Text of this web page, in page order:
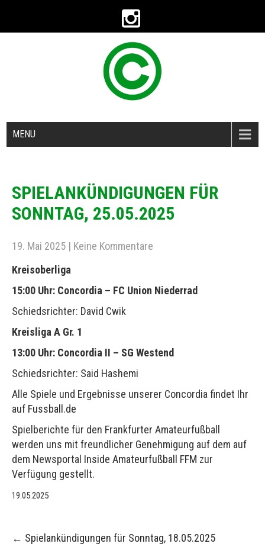
MENU
SPIELANKÜNDIGUNGEN FÜR
SONNTAG, 25.05.2025
19. Mai 2025 | Keine Kommentare
Kreisoberliga
15:00 Uhr: Concordia – FC Union Niederrad
Schiedsrichter: David Cwik
Kreisliga A Gr. 1
13:00 Uhr: Concordia II – SG Westend
Schiedsrichter: Said Hashemi
Alle Spiele und Ergebnisse unserer Concordia findet Ihr
auf Fussball.de
Spielberichte für den Frankfurter Amateurfußball
werden uns mit freundlicher Genehmigung auf dem auf
dem Newsportal Inside Amateurfußball FFM zur
Verfügung gestellt.
19.05.2025
Post
← Spielankündigungen für Sonntag, 18.05.2025